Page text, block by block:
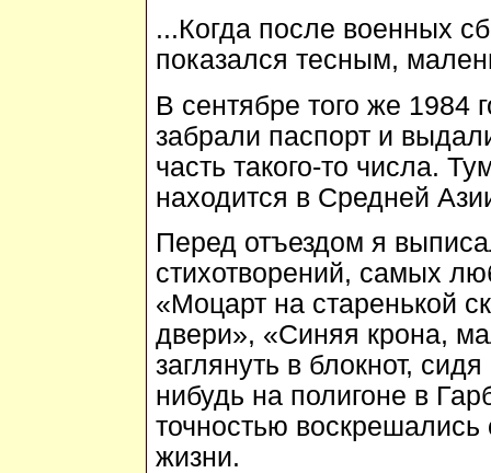
...Когда после военных
показался тесным,
В сентябре того же 1984
забрали паспорт и
часть такого-то числа.
находится в Средней
Перед отъездом я
стихотворений, самых
«Моцарт на старенькой
двери», «Синяя крона,
заглянуть в блокнот,
нибудь на полигоне в
точностью
жизни.